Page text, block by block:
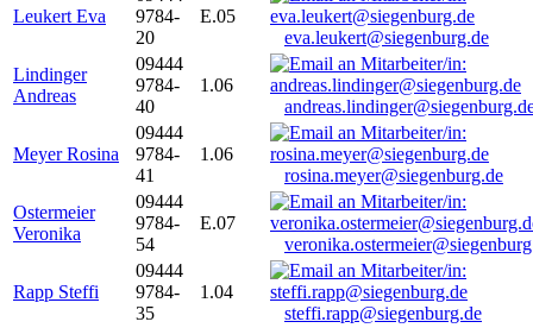
Leukert Eva
9784-
20
E.05
eva.leukert@siegenburg.de
Lindinger
Andreas
09444
9784-
40
1.06
Meyer Rosina
09444
9784-
41
1.06
rosina.meyer@siegenburg.de
Ostermeier
Veronika
09444
9784-
54
E.07
Rapp Steffi
09444
9784-
35
1.04
steffi.rapp@siegenburg.de